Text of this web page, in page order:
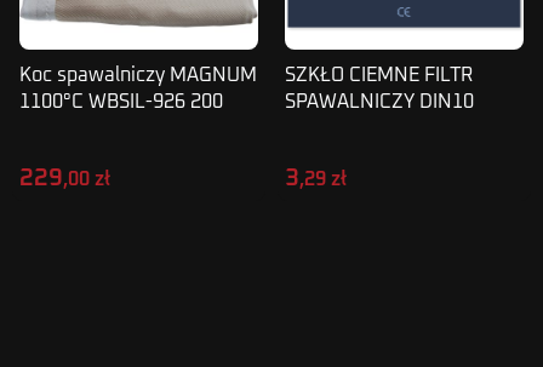
Koc spawalniczy MAGNUM
1100°C WBSIL-926 200
229,00 zł
SZKŁO CIEMNE FILTR
SPAWALNICZY DIN10
3,29 zł